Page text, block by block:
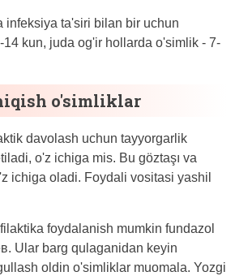
infeksiya ta'siri bilan bir uchun
kun, juda og'ir hollarda o'simlik - 7-
o'simliklar
davolash uchun tayyorgarlik
o'z ichiga mis. Bu göztaşı va
ichiga oladi. Foydali vositasi yashil
foydalanish mumkin fundazol
Ular barg qulaganidan keyin
oldin o'simliklar muomala. Yozgi